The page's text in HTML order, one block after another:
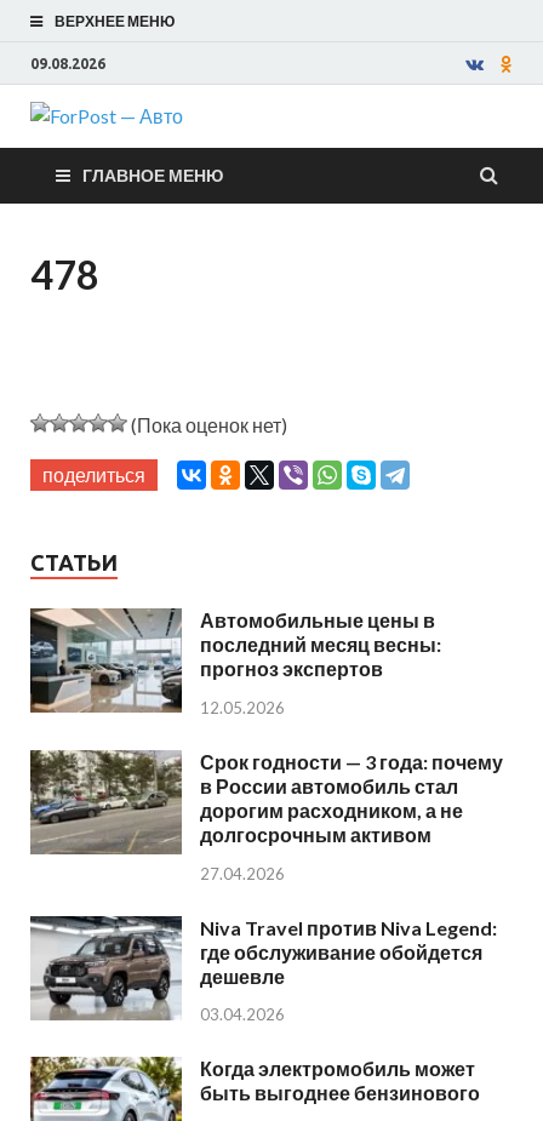
ВЕРХНЕЕ МЕНЮ
09.08.2026
ForPost —
Авто
ГЛАВНОЕ МЕНЮ
478
(Пока оценок нет)
поделиться
СТАТЬИ
Автомобильные цены в
последний месяц весны:
прогноз экспертов
12.05.2026
Срок годности — 3 года: почему
в России автомобиль стал
дорогим расходником, а не
долгосрочным активом
27.04.2026
Niva Travel против Niva Legend:
где обслуживание обойдется
дешевле
03.04.2026
Когда электромобиль может
быть выгоднее бензинового